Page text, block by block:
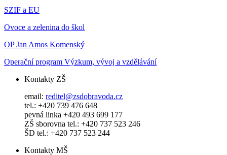
SZIF a EU
Ovoce a zelenina do škol
OP Jan Amos Komenský
Operační program Výzkum, vývoj a vzdělávání
Kontakty ZŠ
email: reditel@zsdobravoda.cz
tel.: +420 739 476 648
pevná linka +420 493 699 177
ZŠ sborovna tel.: +420 737 523 246
ŠD tel.: +420 737 523 244
Kontakty MŠ